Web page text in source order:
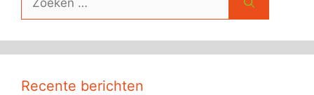
naar:
Recente berichten